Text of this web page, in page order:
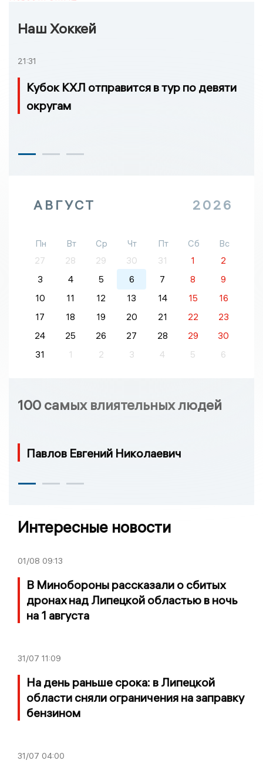
Наш Хоккей
21:31
Кубок КХЛ отправится в тур по девяти
округам
АВГУСТ 2026
Пн Вт Ср Чт Пт Сб
Вс
27
28 29 30 31 1
2
3
4 5 6 7 8
9
10
11 12 13 14 15
16
17
18 19 20 21 22
23
24
25 26 27 28 29
30
31
1 2 3 4 5 6
100 самых влиятельных людей
Павлов Евгений Николаевич
Интересные новости
01/08 09:13
В Минобороны рассказали о сбитых
дронах над Липецкой областью в ночь
на 1 августа
31/07 11:09
На день раньше срока: в Липецкой
области сняли ограничения на заправку
бензином
31/07 04:00